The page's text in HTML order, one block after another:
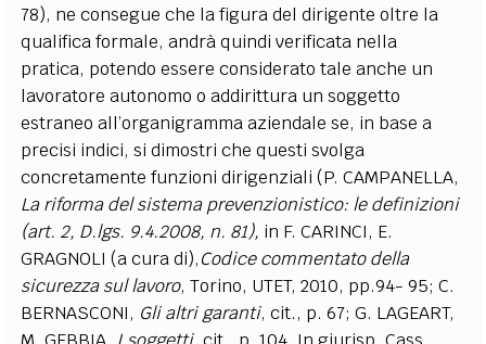
78), ne consegue che la figura del dirigente oltre la
qualifica formale, andrà quindi verificata nella
pratica, potendo essere considerato tale anche un
lavoratore autonomo o addirittura un soggetto
estraneo all’organigramma aziendale se, in base a
precisi indici, si dimostri che questi svolga
concretamente funzioni dirigenziali (P. CAMPANELLA,
La riforma del sistema prevenzionistico: le definizioni
(art. 2, D.lgs. 9.4.2008, n. 81), in F. CARINCI, E.
GRAGNOLI (a cura di),Codice commentato della
sicurezza sul lavoro, Torino, UTET, 2010, pp.94- 95; C.
BERNASCONI, Gli altri garanti, cit., p. 67; G. LAGEART,